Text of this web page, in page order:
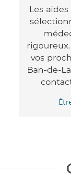
Les
vos
Ban-de-